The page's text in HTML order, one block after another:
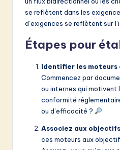
se reflètent dans les
d’exigences se reflètent sur
Étapes pour
Identifier les moteurs
Commencez par
ou internes qui motivent
conformité
ou d’efficacité ?
Associez aux
ces moteurs aux